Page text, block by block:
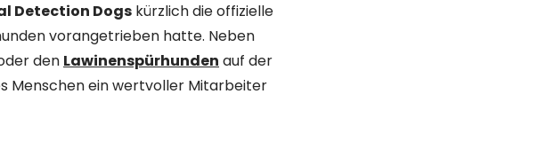
Detection Dogs kürzlich die offizielle
vorangetrieben hatte. Neben
den Lawinenspürhunden auf der
Menschen ein wertvoller Mitarbeiter